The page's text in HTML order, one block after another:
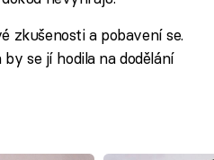
zkušenosti a pobavení se.
se jí hodila na dodělání